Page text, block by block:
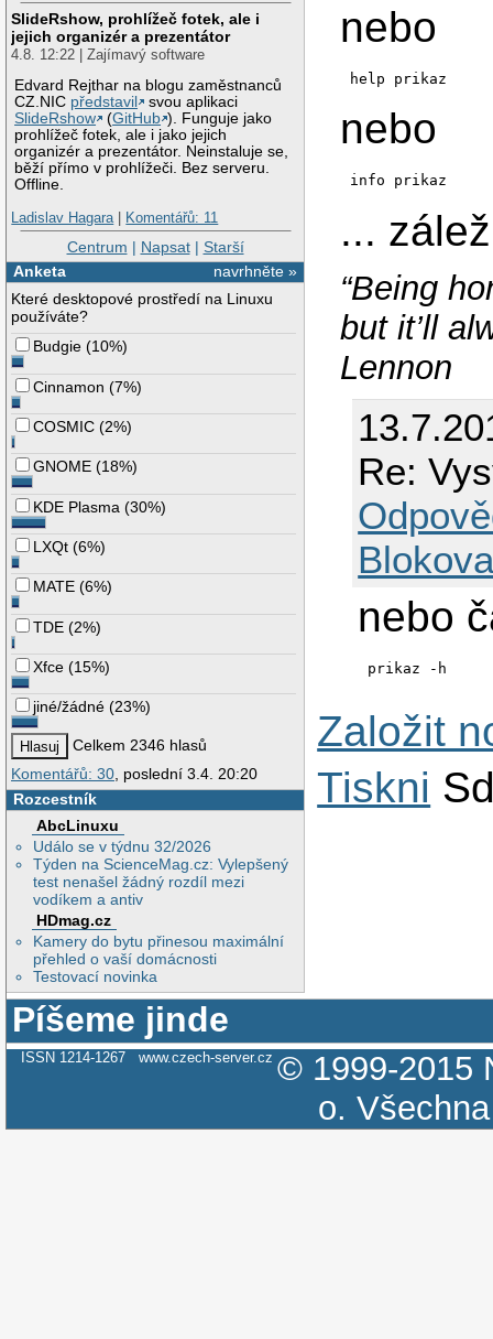
SlideRshow, prohlížeč fotek, ale i
jejich organizér a prezentátor
4.8. 12:22 | Zajímavý software
Edvard Rejthar na blogu zaměstnanců
CZ.NIC představil
svou aplikaci
SlideRshow
(GitHub ). Funguje jako
prohlížeč fotek, ale i jako jejich
organizér a prezentátor. Neinstaluje se,
běží přímo v prohlížeči. Bez serveru.
Offline.
Ladislav Hagara| Komentářů: 11
Centrum | Napsat| Starší
navrhněte »
Anketa
Které desktopové prostředí na Linuxu
používáte?
Budgie (10%)
Cinnamon (7%)
COSMIC (2%)
GNOME (18%)
KDE Plasma (30%)
LXQt (6%)
MATE (6%)
TDE (2%)
Xfce (15%)
jiné/žádné (23%)
Celkem 2346 hlasů
Komentářů: 30 , poslední 3.4. 20:20
Rozcestník
AbcLinuxu
Událo se v týdnu 32/2026
Týden na ScienceMag.cz: Vylepšený
test nenašel žádný rozdíl mezi
vodíkem a antiv
HDmag.cz
Kamery do bytu přinesou maximální
přehled o vaší domácnosti
Testovací novinka
nebo
help prikaz
nebo
info prikaz
...
“Being
but it’ll
Lennon
Re:
nebo
prikaz -h
Založit
Tiskni
Píšeme jinde
ISSN 1214-1267 www.czech-server.cz © 1999-2015
o.